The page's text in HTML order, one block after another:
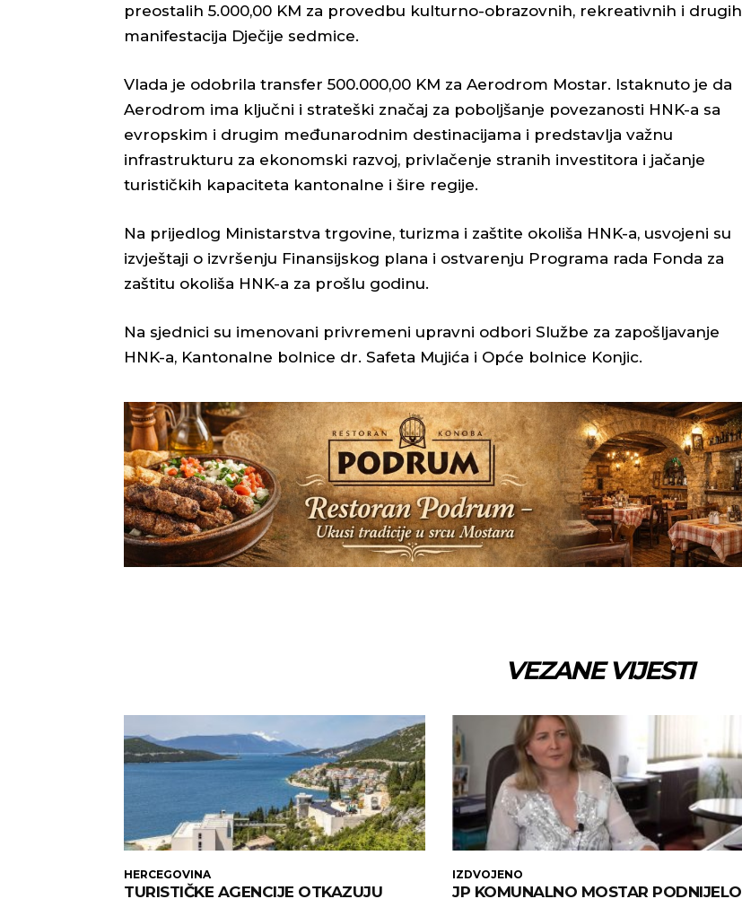
preostalih 5.000,00 KM za provedbu kulturno-obrazovnih, rekreativnih i drugih
manifestacija Dječije sedmice.
Vlada je odobrila transfer 500.000,00 KM za Aerodrom Mostar. Istaknuto je da
Aerodrom ima ključni i strateški značaj za poboljšanje povezanosti HNK-a sa
evropskim i drugim međunarodnim destinacijama i predstavlja važnu
infrastrukturu za ekonomski razvoj, privlačenje stranih investitora i jačanje
turističkih kapaciteta kantonalne i šire regije.
Na prijedlog Ministarstva trgovine, turizma i zaštite okoliša HNK-a, usvojeni su
izvještaji o izvršenju Finansijskog plana i ostvarenju Programa rada Fonda za
zaštitu okoliša HNK-a za prošlu godinu.
Na sjednici su imenovani privremeni upravni odbori Službe za zapošljavanje
HNK-a, Kantonalne bolnice dr. Safeta Mujića i Opće bolnice Konjic.
VEZANE VIJESTI
HERCEGOVINA
TURISTIČKE AGENCIJE OTKAZUJU
IZDVOJENO
JP KOMUNALNO MOSTAR PODNIJELO